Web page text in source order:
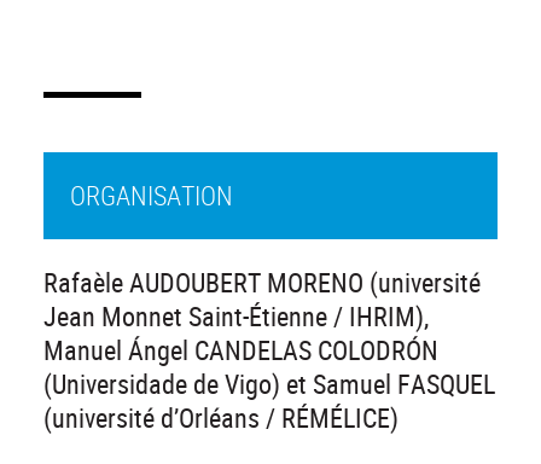
ORGANISATION
Rafaèle AUDOUBERT MORENO (université
Jean Monnet Saint-Étienne / IHRIM),
Manuel Ángel CANDELAS COLODRÓN
(Universidade de Vigo) et Samuel FASQUEL
(université d’Orléans / RÉMÉLICE)